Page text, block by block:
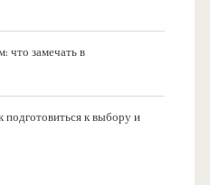
что замечать в
подготовиться к выбору и